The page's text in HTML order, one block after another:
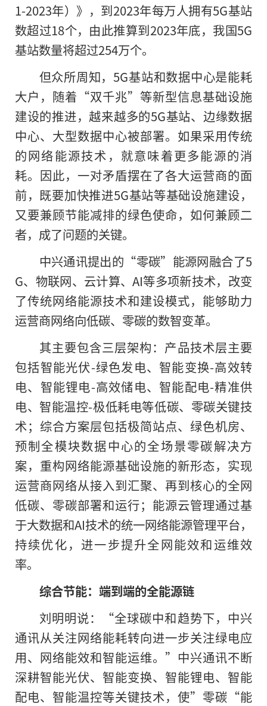
1-2023年）》，到2023年每万人拥有5G基站
数超过18个，由此推算到2023年底，我国5G
基站数量将超过254万个。
但众所周知，5G基站和数据中心是能耗
大户，随着“双千兆”等新型信息基础设施
建设的推进，越来越多的5G基站、边缘数据
中心、大型数据中心被部署。如果采用传统
的网络能源技术，就意味着更多能源的消
耗。因此，一对矛盾摆在了各大运营商的面
前，既要加快推进5G基站等基础设施建设，
又要兼顾节能减排的绿色使命，如何兼顾二
者，成了问题的关键。
中兴通讯提出的“零碳”能源网融合了5
G、物联网、云计算、AI等多项新技术，改变
了传统网络能源技术和建设模式，能够助力
运营商网络向低碳、零碳的数智变革。
其主要包含三层架构：产品技术层主要
包括智能光伏-绿色发电、智能变换-高效转
电、智能锂电-高效储电、智能配电-精准供
电、智能温控-极低耗电等低碳、零碳关键技
术；综合方案层包括极简站点、绿色机房、
预制全模块数据中心的全场景零碳解决方
案，重构网络能源基础设施的新形态，实现
运营商网络从接入到汇聚、再到核心的全网
低碳、零碳部署和运行；能源云管理通过基
于大数据和AI技术的统一网络能源管理平台，
持续优化，进一步提升全网能效和运维效
率。
综合节能：端到端的全能源链
刘明明说：“全球碳中和趋势下，中兴
通讯从关注网络能耗转向进一步关注绿电应
用、网络能效和智能运维。”中兴通讯不断
深耕智能光伏、智能变换、智能锂电、智能
配电、智能温控等关键技术，使”零碳“能